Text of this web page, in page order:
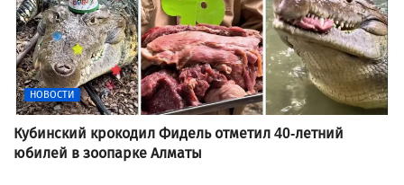
НОВОСТИ
Кубинский крокодил Фидель отметил 40-летний
юбилей в зоопарке Алматы